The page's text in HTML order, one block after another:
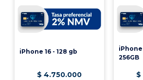
iPhone 16 - 128 gb
$ 4.750.000
iPhone
256GB
$